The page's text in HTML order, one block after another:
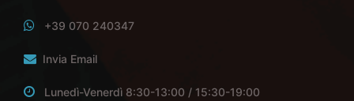
+39 070 240347
Invia Email
Lunedì-Venerdì 8:30-13:00 / 15:30-19:00